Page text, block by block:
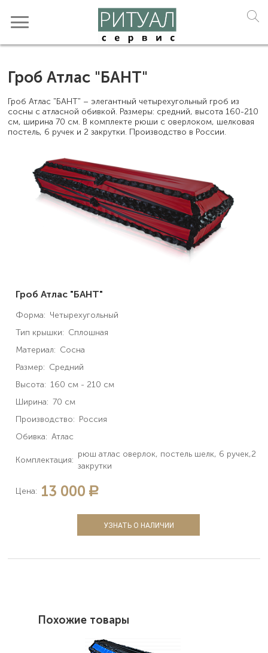
Гроб Атлас "БАНТ"
Гроб Атлас "БАНТ" – элегантный четырехугольный гроб из
сосны с атласной обивкой. Размеры: средний, высота 160-210
см, ширина 70 см. В комплекте рюши с оверлоком, шелковая
постель, 6 ручек и 2 закрутки. Производство в России.
Гроб Атлас "БАНТ"
Форма: Четырехугольный
Тип крышки: Сплошная
Материал: Сосна
Размер: Средний
Высота: 160 см - 210 см
Ширина: 70 см
Производство: Россия
Обивка: Атлас
Комплектация:
рюш атлас оверлок, постель шелк, 6 ручек,2
закрутки
Цена: 13 000 a
УЗНАТЬ О НАЛИЧИИ
Похожие товары